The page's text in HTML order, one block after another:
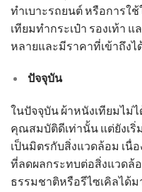
ทำเบาะรถยนต์ หรือการ
เทียมทำกระเป๋า รองเท้า
หลายและมีราคาที่เข้าถึงไ
ปัจจุบัน
ในปัจจุบัน ผ้าหนังเทียมไม่
คุณสมบัติดีเท่านั้น แต่ยังเ
เป็นมิตรกับสิ่งแวดล้อม เนื่
ที่ลดผลกระทบต่อสิ่งแวดล้
ธรรมชาติหรือรีไซเคิลได้